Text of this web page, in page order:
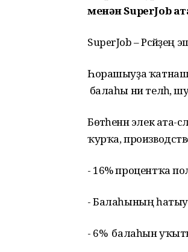
менән SuperJob
SuperJob – Рәсәйҙең
Һорашыуҙа
балаһы ни теләһә,
Бөтәһенән элек
ҡурҡа,
- 16% процентҡа
- Балаһының
- 6% балаһын